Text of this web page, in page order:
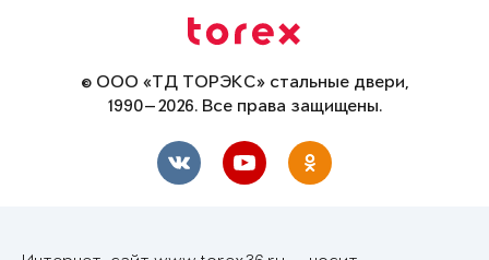
© ООО «ТД ТОРЭКС» стальные двери,
1990—2026. Все права защищены.